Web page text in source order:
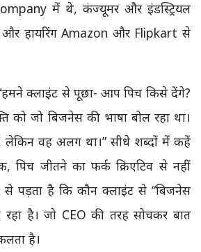
में थे, कंज्यूमर और इंडस्ट्रियल
हायरिंग Amazon और Flipkart से
क्लाइंट से पूछा- आप पिच किसे देंगे?
को जो बिजनेस की भाषा बोल रहा था।
वह अलग था।” सीधे शब्दों में कहें
पिच जीतने का फर्क क्रिएटिव से नहीं
से पड़ता है कि कौन क्लाइंट से “बिजनेस
है। जो CEO की तरह सोचकर बात
है।